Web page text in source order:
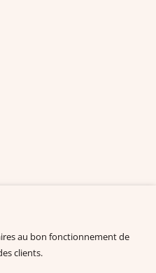
au bon fonctionnement de
clients.